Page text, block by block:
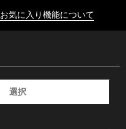
お気に入り機能について
選択